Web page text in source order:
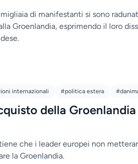
di manifestanti si sono
Groenlandia, esprimendo il loro
internazionali #politica estera
della
che i leader europei non
la Groenlandia.